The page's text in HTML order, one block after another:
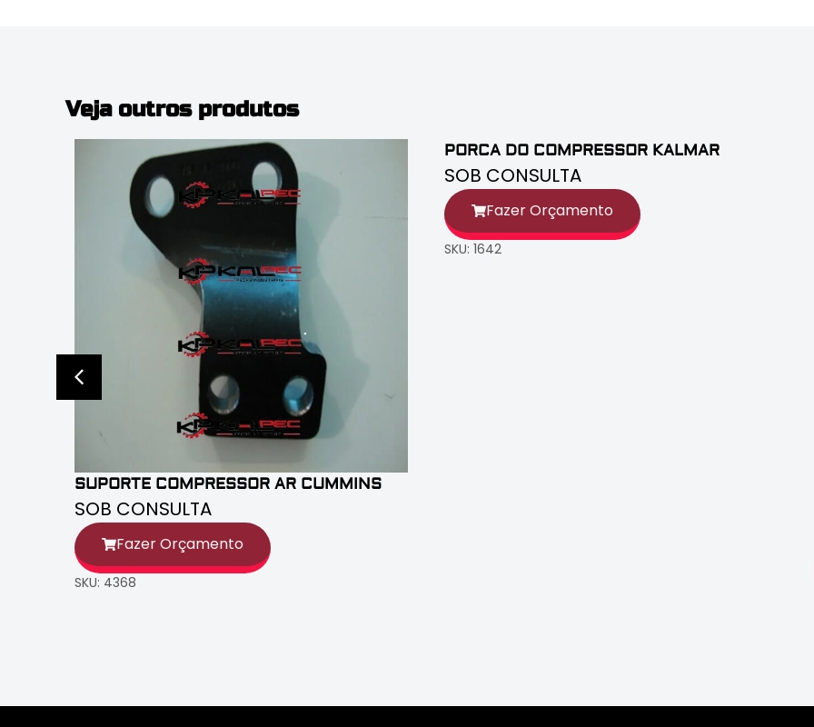
Veja outros produtos
SUPORTE COMPRESSOR AR CUMMINS
SOB CONSULTA
Fazer Orçamento
SKU: 4368
PORCA DO COMPRESSOR KALMAR
SOB CONSULTA
Fazer Orçamento
SKU: 1642